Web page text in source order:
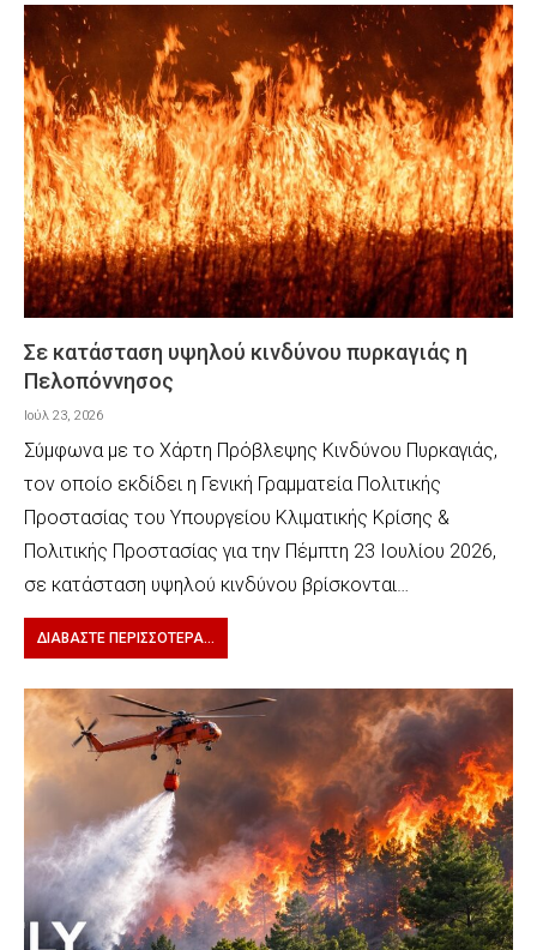
Σε κατάσταση υψηλού κινδύνου πυρκαγιάς η
Πελοπόννησος
Ιούλ 23, 2026
Σύμφωνα με το Χάρτη Πρόβλεψης Κινδύνου Πυρκαγιάς,
τον οποίο εκδίδει η Γενική Γραμματεία Πολιτικής
Προστασίας του Υπουργείου Κλιματικής Κρίσης &
Πολιτικής Προστασίας για την Πέμπτη 23 Ιουλίου 2026,
σε κατάσταση υψηλού κινδύνου βρίσκονται…
ΔΙΑΒΆΣΤΕ ΠΕΡΙΣΣΌΤΕΡΑ...